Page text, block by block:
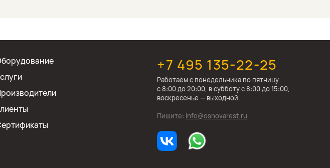
+7 495 135-22-25
Работаем c понедельника по пятницу
с 8:00 до 20:00, в субботу с 8:00 до 15:00,
воскресенье — выходной.
Пишите: info@osnovarest.ru